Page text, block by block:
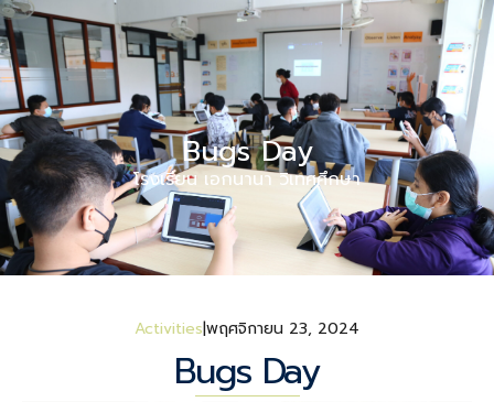
Bugs Day
โรงเรียน เอกนานา วิเทศศึกษา
Activitiesพฤศจิกายน 23, 2024
Bugs Day